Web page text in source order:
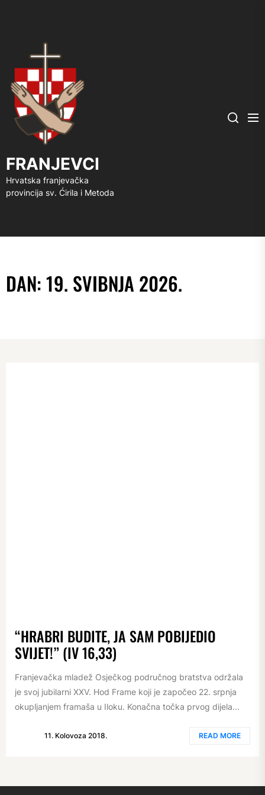
FRANJEVCI
Hrvatska franjevačka
provincija sv. Ćirila i Metoda
Search
DAN:19. SVIBNJA 2026.
“HRABRI BUDITE, JA SAM POBIJEDIO
SVIJET!” (IV 16,33)
Franjevačka mladež Osječkog područnog bratstva održala
je svoj jubilarni XXV. Hod Frame koji je započeo 22. srpnja
okupljanjem framaša u Iloku. Konačna točka prvog dijela...
11. Kolovoza 2018. READ MORE